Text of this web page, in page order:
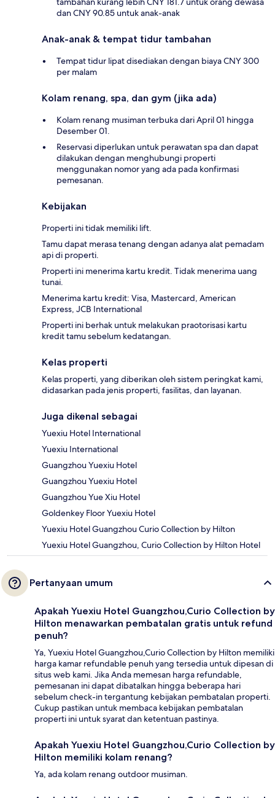
dan CNY 90.85 untuk anak-anak
Anak-anak & tempat tidur tambahan
Tempat tidur lipat disediakan dengan biaya CNY 300
per malam
Kolam renang, spa, dan gym (jika ada)
Kolam renang musiman terbuka dari April 01 hingga
Desember 01.
Reservasi diperlukan untuk perawatan spa dan dapat
dilakukan dengan menghubungi properti
menggunakan nomor yang ada pada konfirmasi
pemesanan.
Kebijakan
Properti ini tidak memiliki lift.
Tamu dapat merasa tenang dengan adanya alat pemadam
api di properti.
Properti ini menerima kartu kredit. Tidak menerima uang
tunai.
Menerima kartu kredit: Visa, Mastercard, American
Express, JCB International
Properti ini berhak untuk melakukan praotorisasi kartu
kredit tamu sebelum kedatangan.
Kelas properti
Kelas properti, yang diberikan oleh sistem peringkat kami,
didasarkan pada jenis properti, fasilitas, dan layanan.
Juga dikenal sebagai
Yuexiu Hotel International
Yuexiu International
Guangzhou Yuexiu Hotel
Guangzhou Yuexiu Hotel
Guangzhou Yue Xiu Hotel
Goldenkey Floor Yuexiu Hotel
Yuexiu Hotel Guangzhou Curio Collection by Hilton
Yuexiu Hotel Guangzhou, Curio Collection by Hilton Hotel
Pertanyaan umum
Apakah Yuexiu Hotel Guangzhou,Curio Collection by
Hilton menawarkan pembatalan gratis untuk refund
penuh?
Ya, Yuexiu Hotel Guangzhou,Curio Collection by Hilton memiliki
harga kamar refundable penuh yang tersedia untuk dipesan di
situs web kami. Jika Anda memesan harga refundable,
pemesanan ini dapat dibatalkan hingga beberapa hari
sebelum check-in tergantung kebijakan pembatalan properti.
Cukup pastikan untuk membaca kebijakan pembatalan
properti ini untuk syarat dan ketentuan pastinya.
Apakah Yuexiu Hotel Guangzhou,Curio Collection by
Hilton memiliki kolam renang?
Ya, ada kolam renang outdoor musiman.